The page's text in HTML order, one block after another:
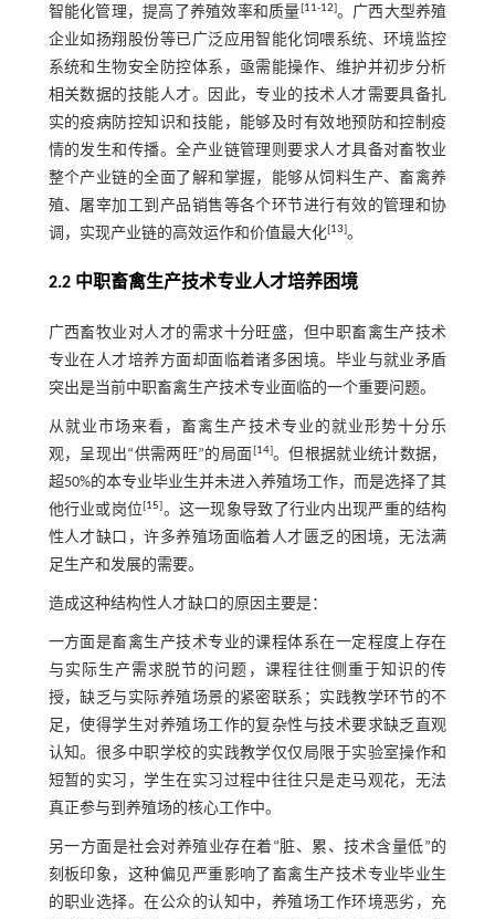
智能化管理，提高了养殖效率和质量[11-12]。广西大型养殖
企业如扬翔股份等已广泛应用智能化饲喂系统、环境监控
系统和生物安全防控体系，亟需能操作、维护并初步分析
相关数据的技能人才。因此，专业的技术人才需要具备扎
实的疫病防控知识和技能，能够及时有效地预防和控制疫
情的发生和传播。全产业链管理则要求人才具备对畜牧业
整个产业链的全面了解和掌握，能够从饲料生产、畜禽养
殖、屠宰加工到产品销售等各个环节进行有效的管理和协
调，实现产业链的高效运作和价值最大化[13]。
2.2 中职畜禽生产技术专业人才培养困境
广西畜牧业对人才的需求十分旺盛，但中职畜禽生产技术
专业在人才培养方面却面临着诸多困境。毕业与就业矛盾
突出是当前中职畜禽生产技术专业面临的一个重要问题。
从就业市场来看，畜禽生产技术专业的就业形势十分乐
观，呈现出“供需两旺”的局面 [14]。但根据就业统计数据，
超50%的本专业毕业生并未进入养殖场工作，而是选择了其
他行业或岗位[15]。这一现象导致了行业内出现严重的结构
性人才缺口，许多养殖场面临着人才匮乏的困境，无法满
足生产和发展的需要。
造成这种结构性人才缺口的原因主要是：
一方面是畜禽生产技术专业的课程体系在一定程度上存在
与实际生产需求脱节的问题，课程往往侧重于知识的传
授，缺乏与实际养殖场景的紧密联系；实践教学环节的不
足，使得学生对养殖场工作的复杂性与技术要求缺乏直观
认知。很多中职学校的实践教学仅仅局限于实验室操作和
短暂的实习，学生在实习过程中往往只是走马观花，无法
真正参与到养殖场的核心工作中。
另一方面是社会对养殖业存在着“脏、累、技术含量低”的
刻板印象，这种偏见严重影响了畜禽生产技术专业毕业生
的职业选择。在公众的认知中，养殖场工作环境恶劣，充